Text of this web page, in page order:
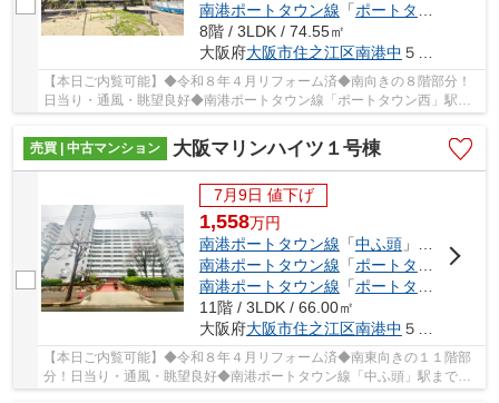
南港ポートタウン線 「ポートタウン東
8階 / 3LDK / 74.55㎡
大阪府大阪市住之江区南港中 ５丁目
【本日ご内覧可能】◆令和８年４月リフォーム済◆南向きの８階部分！
日当り・通風・眺望良好◆南港ポートタウン線「ポートタウン西」駅ま
売買 | 中古マンション
大阪マリンハイツ１号棟
7月9日 値下げ
1,558万円
南港ポートタウン線 「中ふ頭」駅 徒歩8分
南港ポートタウン線 「ポートタウン西
南港ポートタウン線 「ポートタウン東
11階 / 3LDK / 66.00㎡
大阪府大阪市住之江区南港中 ５丁目
【本日ご内覧可能】◆令和８年４月リフォーム済◆南東向きの１１階部
分！日当り・通風・眺望良好◆南港ポートタウン線「中ふ頭」駅まで徒